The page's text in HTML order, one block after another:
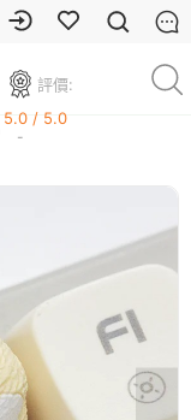
評價:
5.0 / 5.0
-